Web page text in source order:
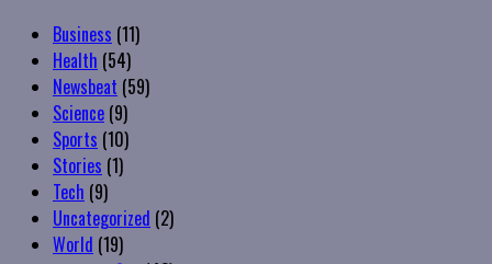
Business (11)
Health (54)
Newsbeat (59)
Science (9)
Sports (10)
Stories (1)
Tech (9)
Uncategorized (2)
World (19)